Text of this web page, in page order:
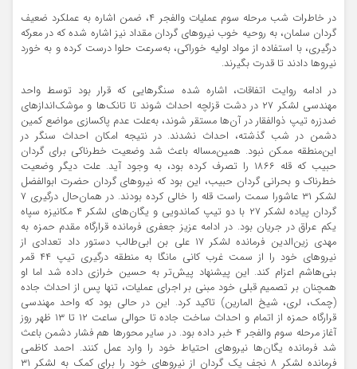
در خاطرات شب مرحله سوم عملیات والفجر ۴، ضمن اشاره به عملکرد ضعیف
گردان سلمان، به روحیه خوب نیروهای گردان مقداد نیز اشاره شده که در معرکه
درگیری، با استفاده از مواد اولیه خوراکی، به‌سرعت حلوا درست کرده و به خورد
نیروها دادند تا قدرت بگیرند.
در ادامه روایت اتفاقات، اشاره شده سنگرهایی که قرار بود توسط واحد
مهندسی لشکر ۲۷ در دشت قزلچه احداث شوند تا تانک‌ها و موشک‌اندازهای
ضدزره تیپ ذوالفقار در آن‌ها مستقر شوند، به‌علت عدم پاکسازی مواضع کمین
دشمن در شب گذشته، احداث نشدند. در نتیجه امکان احداث سنگر در
این‌منطقه ممکن نبود. همین‌مساله باعث شد وضعیت خطرناکی برای گردان
حبیب که قله ۱۸۶۶ را تصرف کرده بود، به وجود آید. علت دیگر وضعیت
خطرناک و بحرانی گردان حبیب، این بود که نیروهای گردان حضرت ابوالفضل
لشکر ۳۱ عاشورا سمت راست قله را خالی کرده بودند. در همان‌حال درگیری ۷
گردان پیاده لشکر ۲۷ با دو تیپ کماندویی و یگان‌های لشکر ۴ مکانیزه سپاه
یکم عراق در جریان بود. در ادامه عزیز جعفری فرمانده قرارگاه مقدم حمزه به
مهدی زین‌الدین فرمانده لشکر ۱۷ علی بن ابی‌طالب دستور داد تعدادی از
نیروهای خود را از سمت غرب کانی مانگا به منطقه درگیری تیپ ۴۴ قمر
بنی‌هاشم اعزام کند. این پیشنهاد پیش‌تر به حسین خرازی داده شد اما او
همچنان بر تصمیم قبلی خود مبنی بر اجرای عملیات، تنها پس از احداث جاده
(چمک، لری، شیخ المارین) تاکید کرد. این در حالی بود که واحد مهندسی
قرارگاه حمزه از اتمام و احداث ساخت جاده تا حوالی ساعت ۱۲ تا ۱۳ ظهر روز
آغاز مرحله سوم والفجر ۴ خبر داده بود. در سایر محورها هم فشار دشمن باعث
شد فرمانده یگان‌ها نیروهای احتیاط خود را وارد عمل کنند. احمد کاظمی
فرمانده لشکر ۸ نجف یک گردان از نیروهای خود را برای کمک به لشکر ۳۱